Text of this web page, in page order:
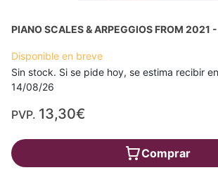
PIANO SCALES & ARPEGGIOS FROM 2021
Disponible en breve
Sin stock. Si se pide hoy, se estima recibir
14/08/26
PVP. 13,30€
Comprar